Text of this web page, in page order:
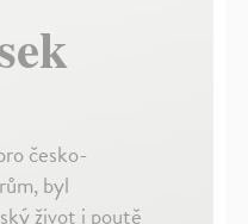
česko-
byl
život i poutě